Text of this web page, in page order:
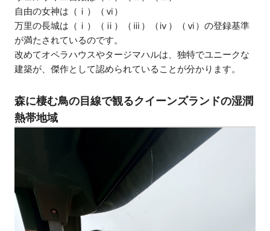
自由の女神は（ⅰ）（ⅵ）
万里の長城は（ⅰ）（ⅱ）（ⅲ）（ⅳ）（ⅵ）の登録基準
が満たされているのです。
改めてオペラハウスやタージマハルは、独特でユニークな
建築が、傑作として認められていることが分かります。
森に棲む鳥の目線で観るクイーンズランドの湿潤
熱帯地域